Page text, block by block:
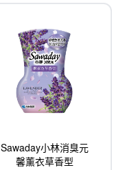
Sawaday小林消臭元
馨薰衣草香型